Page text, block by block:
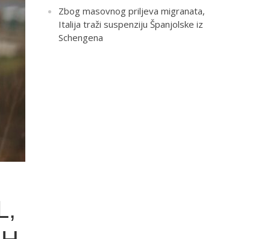
Zbog masovnog priljeva migranata,
Italija traži suspenziju Španjolske iz
Schengena